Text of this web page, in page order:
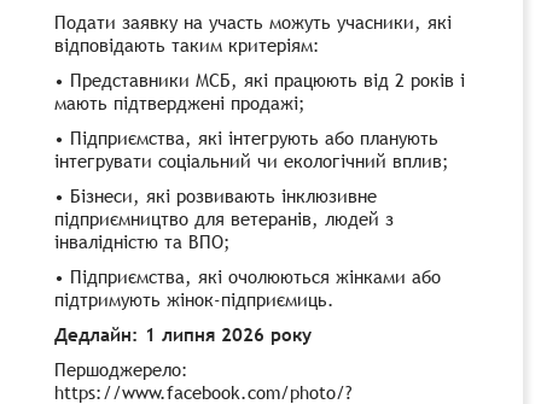
Подати заявку на участь можуть учасники, які
відповідають таким критеріям:
• Представники МСБ, які працюють від 2 років і
мають підтверджені продажі;
• Підприємства, які інтегрують або планують
інтегрувати соціальний чи екологічний вплив;
• Бізнеси, які розвивають інклюзивне
підприємництво для ветеранів, людей з
інвалідністю та ВПО;
• Підприємства, які очолюються жінками або
підтримують жінок-підприємиць.
Дедлайн: 1 липня 2026 року
Першоджерело:
https://www.facebook.com/photo/?